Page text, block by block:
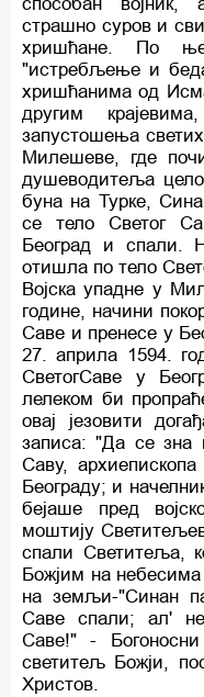
способан војник,
страшно суров и
хришћане. По
"истребљење и
хришћанима од
другим
запустошења
Милешеве, где
душеводитеља
буна на Турке,
се тело Светог
Београд и спали.
отишла по тело
Војска упадне у
године, начини
Саве и пренесе у
27. априла 1594.
СветогСаве у
лелеком би
овај језовити
записа: "Да се зна
Саву,
Београду; и
бејаше пред
моштију
спали Светитеља,
Божјим на
на земљи-"Синан
Саве спали; ал'
Саве!" -
светитељ Божји,
Христов.